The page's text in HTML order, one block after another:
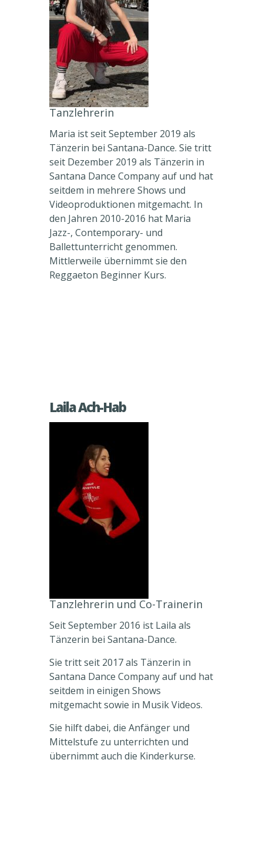
Tanzlehrerin
Maria ist seit September 2019 als
Tänzerin bei Santana-Dance. Sie tritt
seit Dezember 2019 als Tänzerin in
Santana Dance Company auf und hat
seitdem in mehrere Shows und
Videoproduktionen mitgemacht. In
den Jahren 2010-2016 hat Maria
Jazz-, Contemporary- und
Ballettunterricht genommen.
Mittlerweile übernimmt sie den
Reggaeton Beginner Kurs.
Laila Ach-Hab
Tanzlehrerin und Co-Trainerin
Seit September 2016 ist Laila als
Tänzerin bei Santana-Dance.
Sie tritt seit 2017 als Tänzerin in
Santana Dance Company auf und hat
seitdem in einigen Shows
mitgemacht sowie in Musik Videos.
Sie hilft dabei, die Anfänger und
Mittelstufe zu unterrichten und
übernimmt auch die Kinderkurse.